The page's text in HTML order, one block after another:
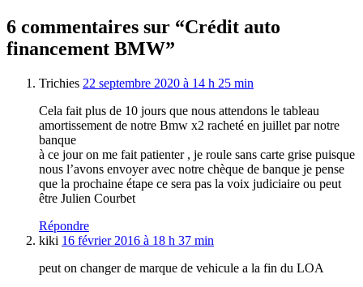
6 commentaires sur “Crédit auto
financement BMW”
Trichies 22 septembre 2020 à 14 h 25 min
Cela fait plus de 10 jours que nous attendons le tableau
amortissement de notre Bmw x2 racheté en juillet par notre
banque
à ce jour on me fait patienter , je roule sans carte grise puisque
nous l’avons envoyer avec notre chèque de banque je pense
que la prochaine étape ce sera pas la voix judiciaire ou peut
être Julien Courbet
Répondre
kiki 16 février 2016 à 18 h 37 min
peut on changer de marque de vehicule a la fin du LOA